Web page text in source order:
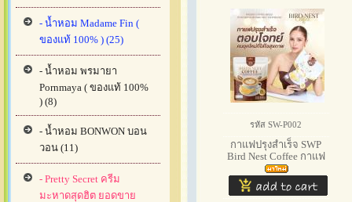
- น้ำหอม Madame Fin (
ของแท้ 100% ) (25)
- น้ำหอม พรมายา
Pornmaya ( ของแท้ 100%
) (8)
- น้ำหอม BONWON บอน
วอน (11)
- Pretty Secret ครีม
มะหาดสุดฮิต ยอดขาย
รหัส SW-P002
กาแฟปรุงสำเร็จ SWP
Bird Nest Coffee กาแฟ